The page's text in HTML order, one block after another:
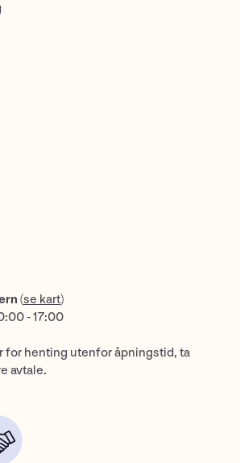
(se kart)
- 17:00
for henting utenfor åpningstid, ta
avtale.